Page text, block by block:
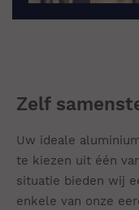
Zelf
Uw ideale
te kiezen uit één
situatie bieden wij
enkele van onze